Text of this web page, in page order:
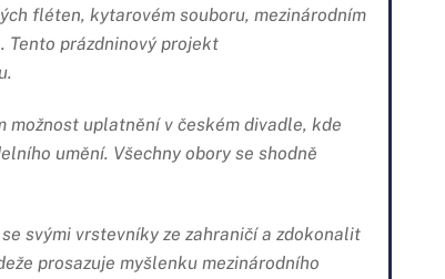
fléten, kytarovém souboru, mezinárodním
Tento prázdninový projekt
možnost uplatnění v českém divadle, kde
umění. Všechny obory se shodně
svými vrstevníky ze zahraničí a zdokonalit
prosazuje myšlenku mezinárodního